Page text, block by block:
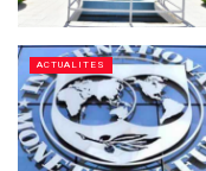
ACTUALITES